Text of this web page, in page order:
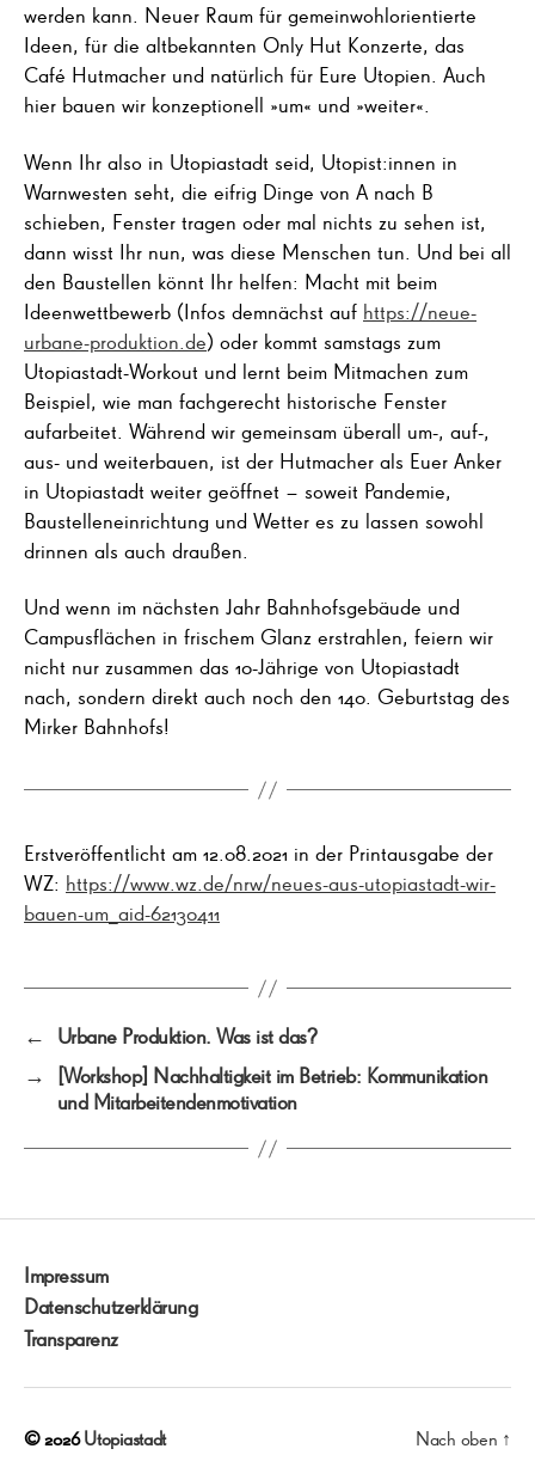
werden kann. Neuer Raum für gemeinwohlorientierte
Ideen, für die altbekannten Only Hut Konzerte, das
Café Hutmacher und natürlich für Eure Utopien. Auch
hier bauen wir konzeptionell »um« und »weiter«.
Wenn Ihr also in Utopiastadt seid, Utopist:innen in
Warnwesten seht, die eifrig Dinge von A nach B
schieben, Fenster tragen oder mal nichts zu sehen ist,
dann wisst Ihr nun, was diese Menschen tun. Und bei all
den Baustellen könnt Ihr helfen: Macht mit beim
Ideenwettbewerb (Infos demnächst auf https://neue-
urbane-produktion.de) oder kommt samstags zum
Utopiastadt-Workout und lernt beim Mitmachen zum
Beispiel, wie man fachgerecht historische Fenster
aufarbeitet. Während wir gemeinsam überall um-, auf-,
aus- und weiterbauen, ist der Hutmacher als Euer Anker
in Utopiastadt weiter geöffnet – soweit Pandemie,
Baustelleneinrichtung und Wetter es zu lassen sowohl
drinnen als auch draußen.
Und wenn im nächsten Jahr Bahnhofsgebäude und
Campusflächen in frischem Glanz erstrahlen, feiern wir
nicht nur zusammen das 10-Jährige von Utopiastadt
nach, sondern direkt auch noch den 140. Geburtstag des
Mirker Bahnhofs!
Erstveröffentlicht am 12.08.2021 in der Printausgabe der
WZ: https://www.wz.de/nrw/neues-aus-utopiastadt-wir-
bauen-um_aid-62130411
←
Urbane Produktion. Was ist das?
→
[Workshop] Nachhaltigkeit im Betrieb: Kommunikation
und Mitarbeitendenmotivation
Impressum
Datenschutzerklärung
Transparenz
© 2026Utopiastadt Nach oben ↑